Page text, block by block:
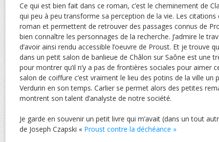
Ce qui est bien fait dans ce roman, c’est le cheminement de
qui peu à peu transforme sa perception de la vie. Les
roman et permettent de retrouver des passages connus de
bien connaître les personnages de la recherche. J’admire le
d’avoir ainsi rendu accessible l’oeuvre de Proust. Et je trouve
dans un petit salon de banlieue de Châlon sur Saône est une
pour montrer qu’il n’y a pas de frontières sociales pour aimer
salon de coiffure c’est vraiment le lieu des potins de la ville un
Verdurin en son temps. Carlier se permet alors des petites
montrent son talent d’analyste de notre société.
Je garde en souvenir un petit livre qui m’avait (dans un tout
de Joseph Czapski « Proust contre la déchéance »